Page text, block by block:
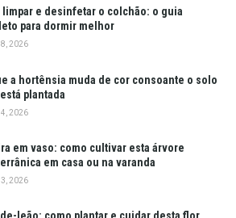
limpar e desinfetar o colchão: o guia
para dormir melhor
2026
a hortênsia muda de cor consoante o solo
plantada
2026
em vaso: como cultivar esta árvore
em casa ou na varanda
2026